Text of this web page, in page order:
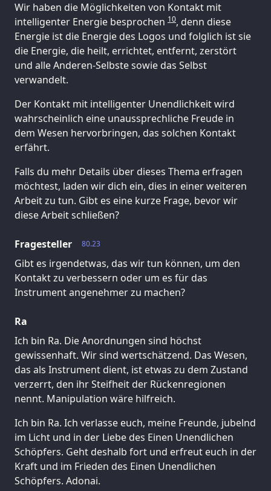
Wir haben die Möglichkeiten von Kontakt mit
intelligenter Energie besprochen 10, denn diese
Energie ist die Energie des Logos und folglich ist sie
die Energie, die heilt, errichtet, entfernt, zerstört
und alle Anderen-Selbste sowie das Selbst
verwandelt.
Der Kontakt mit intelligenter Unendlichkeit wird
wahrscheinlich eine unaussprechliche Freude in
dem Wesen hervorbringen, das solchen Kontakt
erfährt.
Falls du mehr Details über dieses Thema erfragen
möchtest, laden wir dich ein, dies in einer weiteren
Arbeit zu tun. Gibt es eine kurze Frage, bevor wir
diese Arbeit schließen?
80.23
Fragesteller
Gibt es irgendetwas, das wir tun können, um den
Kontakt zu verbessern oder um es für das
Instrument angenehmer zu machen?
Ra
Ich bin Ra. Die Anordnungen sind höchst
gewissenhaft. Wir sind wertschätzend. Das Wesen,
das als Instrument dient, ist etwas zu dem Zustand
verzerrt, den ihr Steifheit der Rückenregionen
nennt. Manipulation wäre hilfreich.
Ich bin Ra. Ich verlasse euch, meine Freunde, jubelnd
im Licht und in der Liebe des Einen Unendlichen
Schöpfers. Geht deshalb fort und erfreut euch in der
Kraft und im Frieden des Einen Unendlichen
Schöpfers. Adonai.